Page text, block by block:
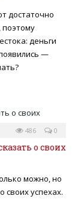
достаточно
деньги
—
0
486
о своих
можно, но
своих успехах.